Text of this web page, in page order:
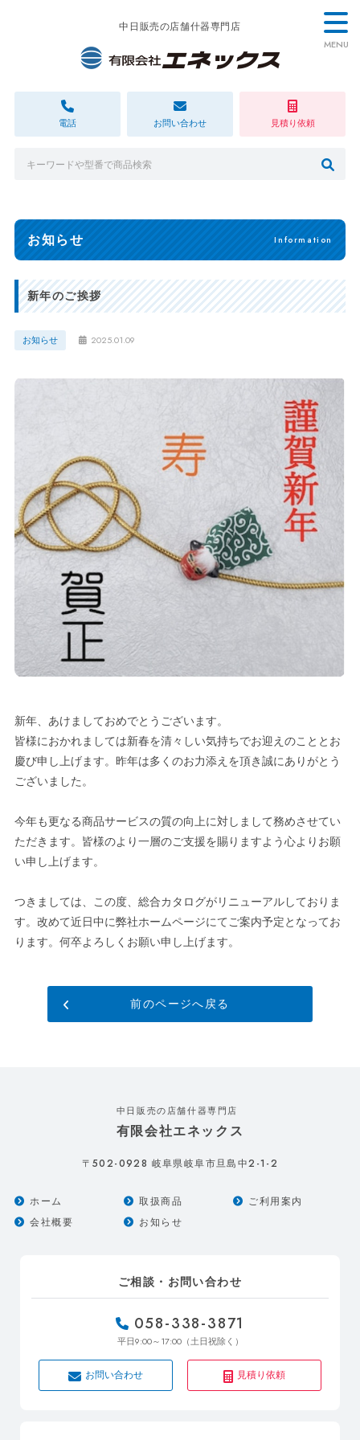
中日販売の店舗什器専門店
電話 お問い合わせ 見積り依頼
MENU
お知らせ Information
新年のご挨拶
お知らせ 2025.01.09
新年、あけましておめでとうございます。
皆様におかれましては新春を清々しい気持ちでお迎えのこととお
慶び申し上げます。昨年は多くのお力添えを頂き誠にありがとう
ございました。
今年も更なる商品サービスの質の向上に対しまして務めさせてい
ただきます。皆様のより一層のご支援を賜りますよう心よりお願
い申し上げます。
つきましては、この度、総合カタログがリニューアルしておりま
す。改めて近日中に弊社ホームページにてご案内予定となってお
ります。何卒よろしくお願い申し上げます。
前のページへ戻る
中日販売の店舗什器専門店
有限会社エネックス
〒502-0928 岐阜県岐阜市旦島中2-1-2
ホーム 取扱商品
ご利用案内
会社概要
お知らせ
ご相談・お問い合わせ
058-338-3871
平日9:00～17:00（土日祝除く）
お問い合わせ 見積り依頼